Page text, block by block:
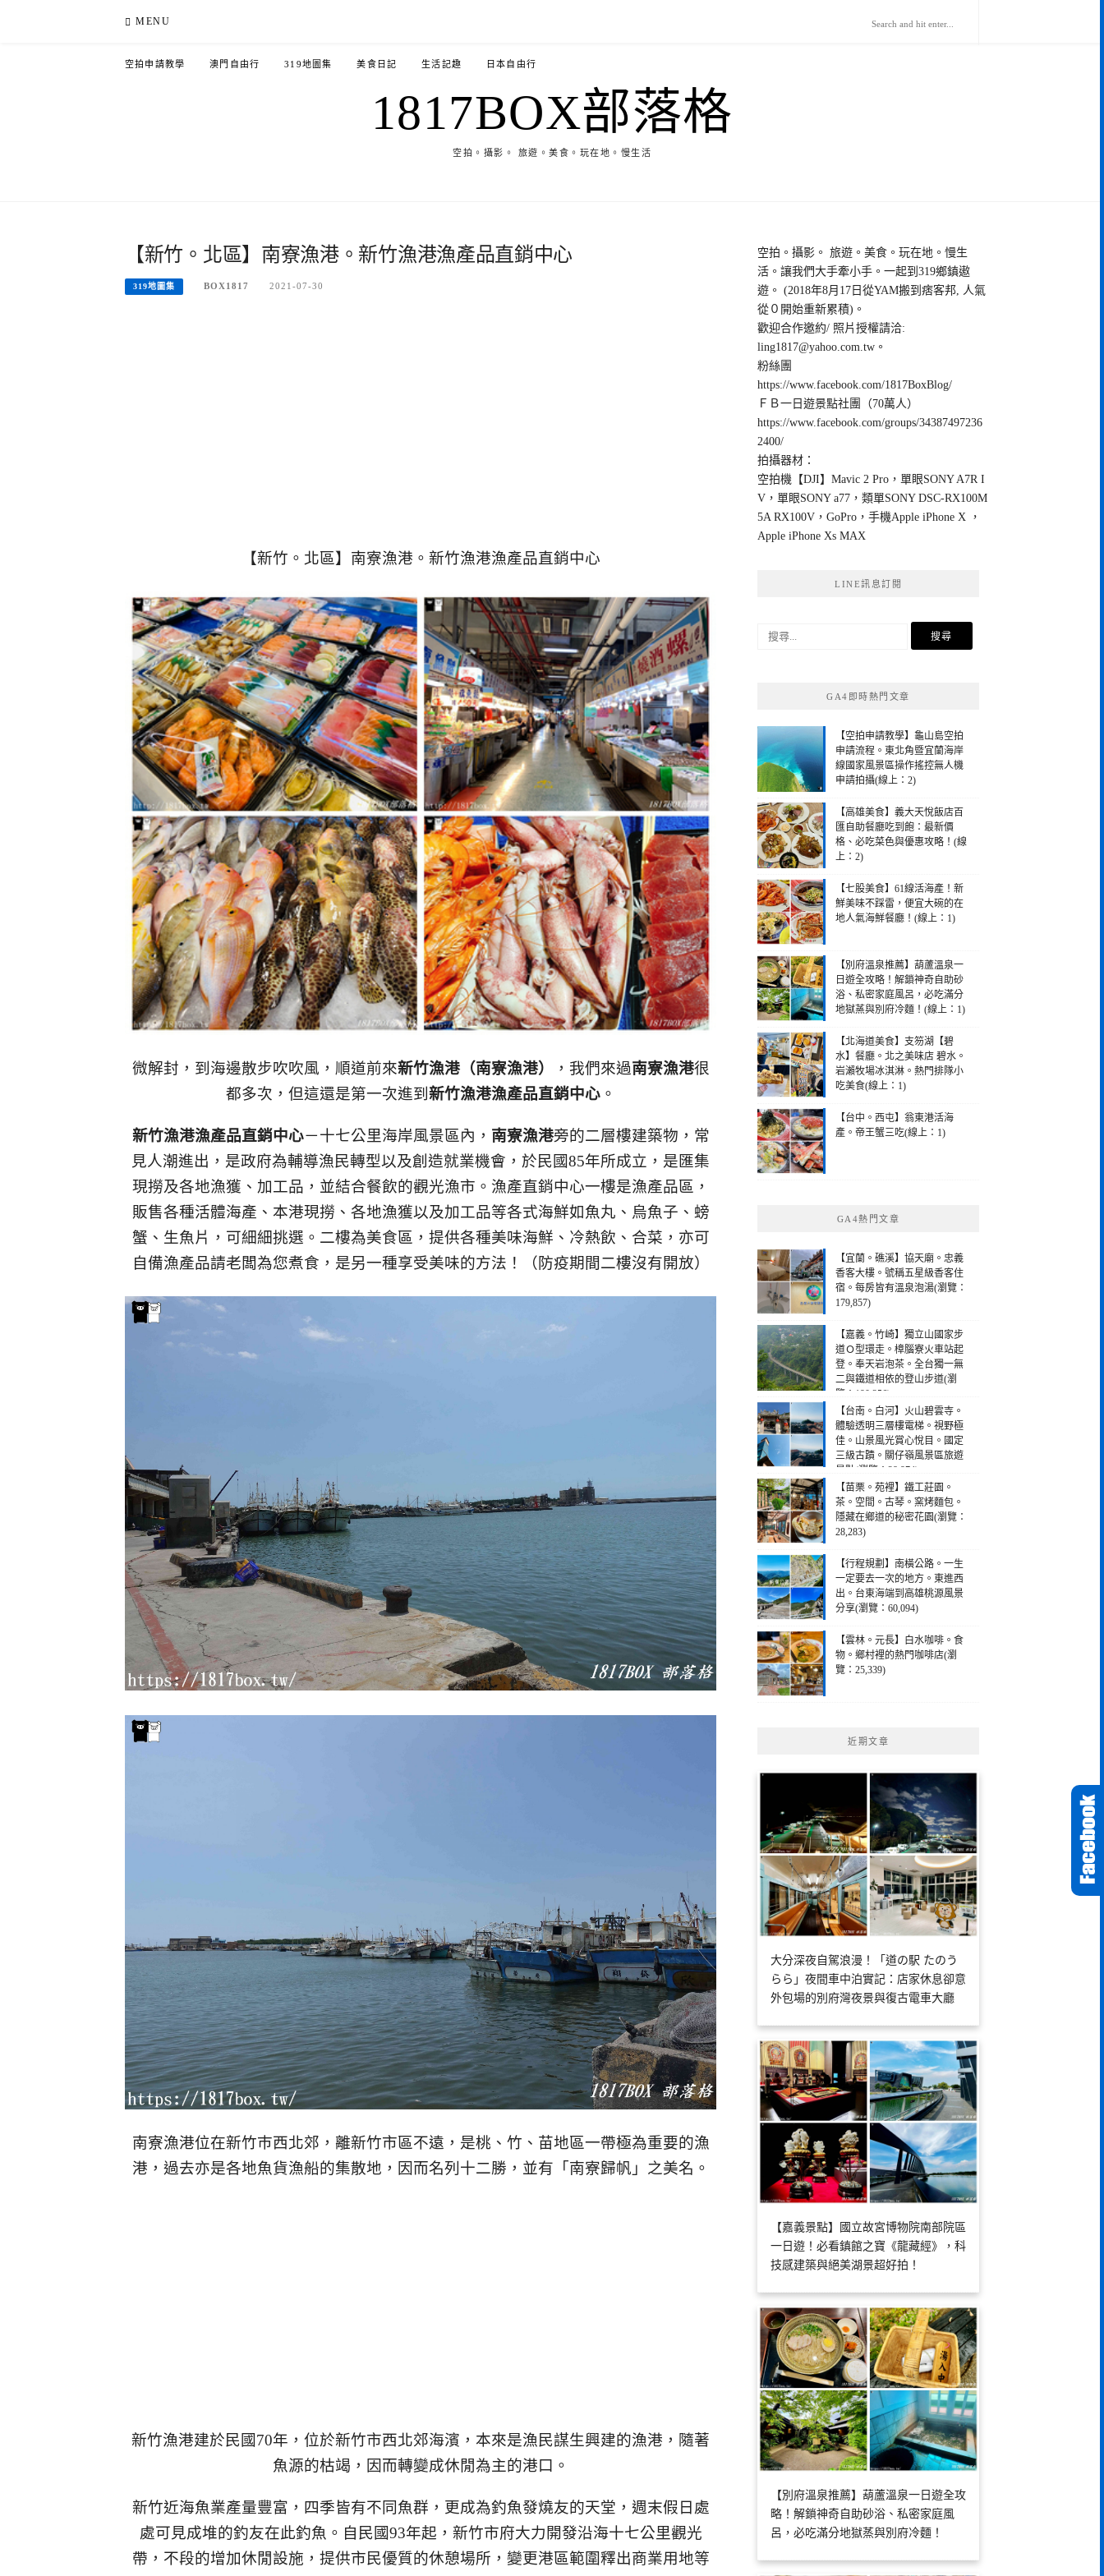
MENU
空拍申請教學 澳門自由行 319地圖集 美食日記 生活記趣 日本自由行
1817BOX部落格
空拍。攝影。 旅遊。美食。玩在地。慢生活
【新竹。北區】南寮漁港。新竹漁港漁產品直銷中心
319地圖集 BOX1817 2021-07-30
【新竹。北區】南寮漁港。新竹漁港漁產品直銷中心
微解封，到海邊散步吹吹風，順道前來新竹漁港（南寮漁港） ，我們來過南寮漁港很
都多次，但這還是第一次進到 新竹漁港漁產品直銷中心。
新竹漁港漁產品直銷中心－十七公里海岸風景區內， 南寮漁港旁的二層樓建築物，常
見人潮進出，是政府為輔導漁民轉型以及創造就業機會，於民國85年所成立，是匯集
現撈及各地漁獲、加工品，並結合餐飲的觀光漁市。漁產直銷中心一樓是漁產品區，
販售各種活體海產、本港現撈、各地漁獲以及加工品等各式海鮮如魚丸、烏魚子、螃
蟹、生魚片，可細細挑選。二樓為美食區，提供各種美味海鮮、冷熱飲、合菜，亦可
自備漁產品請老闆為您煮食，是另一種享受美味的方法！（防疫期間二樓沒有開放）
南寮漁港位在新竹巿西北郊，離新竹市區不遠，是桃、竹、苗地區一帶極為重要的漁
港，過去亦是各地魚貨漁船的集散地，因而名列十二勝，並有「南寮歸帆」之美名。
新竹漁港建於民國70年，位於新竹市西北郊海濱，本來是漁民謀生興建的漁港，隨著
魚源的枯竭，因而轉變成休閒為主的港口。
新竹近海魚業產量豐富，四季皆有不同魚群，更成為釣魚發燒友的天堂，週末假日處
處可見成堆的釣友在此釣魚。自民國93年起，新竹市府大力開發沿海十七公里觀光
帶，不段的增加休閒設施，提供市民優質的休憩場所，變更港區範圍釋出商業用地等
空拍。攝影。 旅遊。美食。玩在地。慢生
活。讓我們大手牽小手。一起到319鄉鎮遨
遊。 (2018年8月17日從YAM搬到痞客邦, 人氣
從０開始重新累積)。
歡迎合作邀約/ 照片授權請洽:
ling1817@yahoo.com.tw 。
粉絲團
https://www.facebook.com/1817BoxBlog/
ＦＢ一日遊景點社團（70萬人）
https://www.facebook.com/groups/34387497236
2400/
拍攝器材：
空拍機【DJI】Mavic 2 Pro，單眼SONY A7R I
V，單眼SONY a77，類單SONY DSC-RX100M
5A RX100V，GoPro，手機Apple iPhone X ，
Apple iPhone Xs MAX
LINE訊息訂閱
搜
GA4即時熱門文章
【空拍申請教學】龜山島空拍
申請流程。東北角暨宜蘭海岸
線國家風景區操作搖控無人機
申請拍攝(線上：2)
【高雄美食】義大天悅飯店百
匯自助餐廳吃到飽：最新價
格、必吃菜色與優惠攻略！(線
上：2)
【七股美食】61線活海產！新
鮮美味不踩雷，便宜大碗的在
地人氣海鮮餐廳！(線上：1)
【別府溫泉推薦】葫蘆溫泉一
日遊全攻略！解鎖神奇自助砂
浴、私密家庭風呂，必吃滿分
地獄蒸與別府冷麵！(線上：1)
【北海道美食】支笏湖【碧
水】餐廳。北之美味店 碧水。
岩瀨牧場冰淇淋。熱門排隊小
吃美食(線上：1)
【台中。西屯】翁東港活海
產。帝王蟹三吃(線上：1)
GA4熱門文章
【宜蘭。礁溪】協天廟。忠義
香客大樓。號稱五星級香客住
宿。每房皆有溫泉泡湯(瀏覽：
179,857)
【嘉義。竹崎】獨立山國家步
道Ｏ型環走。樟腦寮火車站起
登。奉天岩泡茶。全台獨一無
二與鐵道相依的登山步道(瀏
覽：190,256)
【台南。白河】火山碧雲寺。
體驗透明三層樓電梯。視野極
佳。山景風光賞心悅目。國定
三級古蹟。關仔嶺風景區旅遊
景點(瀏覽：28,974)
【苗栗。苑裡】鐵工莊園。
茶。空間。古琴。窯烤麵包。
隱藏在鄉道的秘密花園(瀏覽：
28,283)
【行程規劃】南橫公路。一生
一定要去一次的地方。東進西
出。台東海端到高雄桃源風景
分享(瀏覽：60,094)
【雲林。元長】白水咖啡。食
物。鄉村裡的熱門咖啡店(瀏
覽：25,339)
近期文章
大分深夜自駕浪漫！「道の駅 たのう
らら」夜間車中泊實記：店家休息卻意
外包場的別府灣夜景與復古電車大廳
【嘉義景點】國立故宮博物院南部院區
一日遊！必看鎮館之寶《龍藏經》，科
技感建築與絕美湖景超好拍！
【別府溫泉推薦】葫蘆溫泉一日遊全攻
略！解鎖神奇自助砂浴、私密家庭風
呂，必吃滿分地獄蒸與別府冷麵！